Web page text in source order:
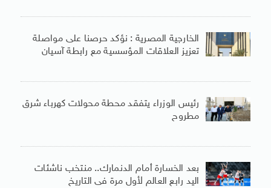
الخارجية المصرية : نؤكد حرصنا على مواصلة
تعزيز العلاقات المؤسسية مع رابطة آسيان
رئيس الوزراء يتفقد محطة محولات كهرباء شرق
مطروح
بعد الخسارة أمام الدنمارك.. منتخب ناشئات
اليد رابع العالم لأول مرة فى التاريخ